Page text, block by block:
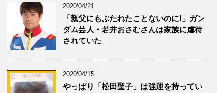
2020/04/21
「親父にもぶたれたことないのに!」ガン
ダム芸人・若井おさむさんは家族に虐待
されていた
2020/04/15
やっぱり「松田聖子」は強運を持ってい